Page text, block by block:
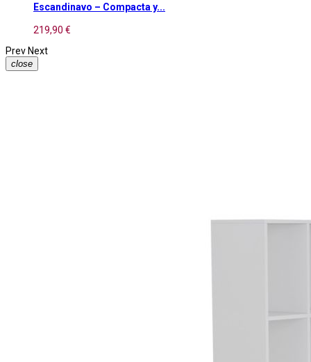
Escandinavo – Compacta y...
219,90 €
Prev Next
close